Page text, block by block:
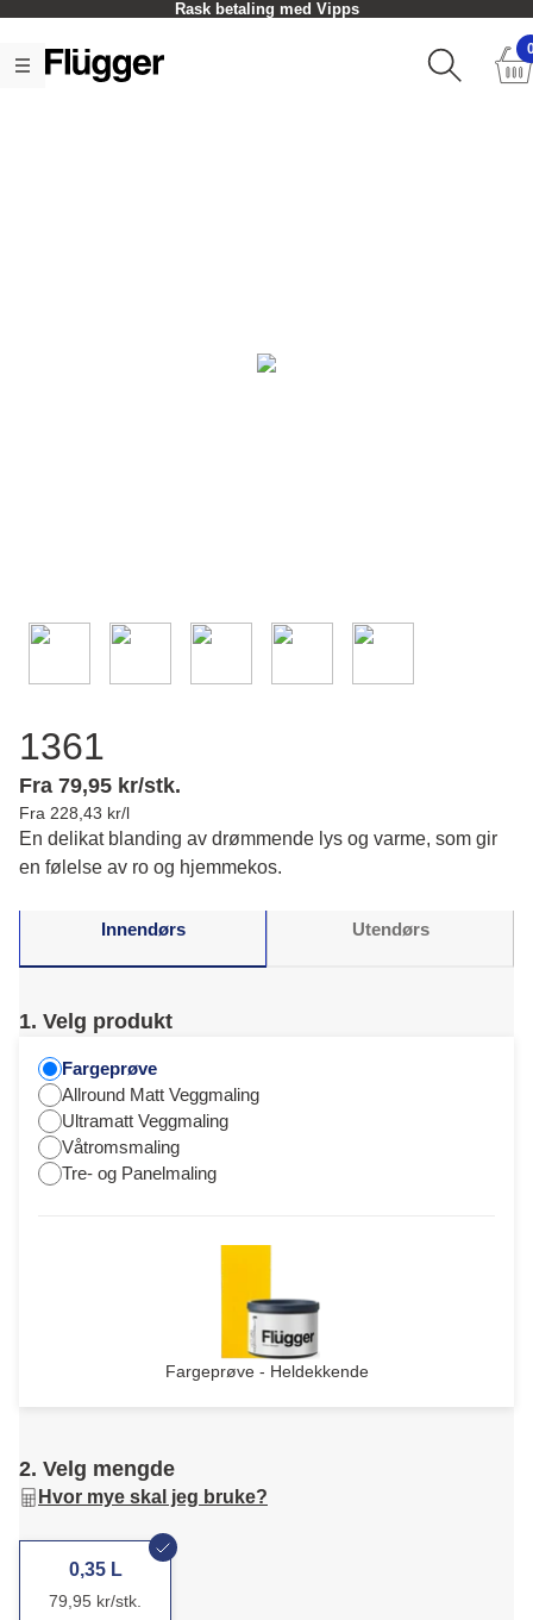
Rask betaling med Vipps
1361
Fra 79,95 kr/stk.
Fra 228,43 kr/l
En delikat blanding av drømmende lys og varme, som gir
en følelse av ro og hjemmekos.
Innendørs Utendørs
1. Velg produkt
Fargeprøve
Allround Matt Veggmaling
Ultramatt Veggmaling
Våtromsmaling
Tre- og Panelmaling
Fargeprøve - Heldekkende
2. Velg mengde
Hvor mye skal jeg bruke?
0,35 L
79,95 kr/stk.